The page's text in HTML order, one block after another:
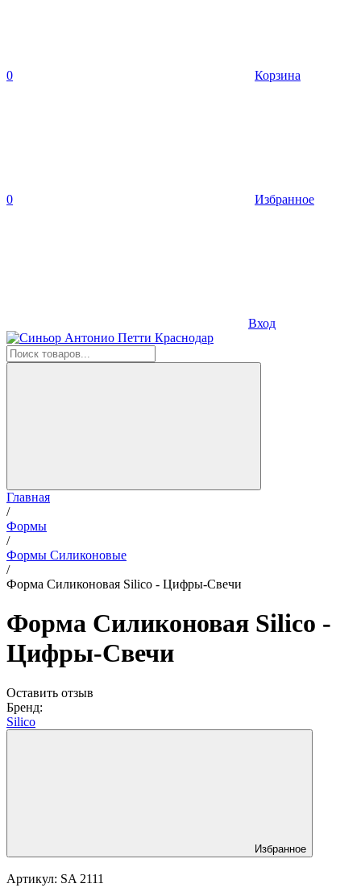
0 Корзина
0 Избранное
Вход
Главная
/
Формы
/
Формы Силиконовые
/
Форма Силиконовая Silico - Цифры-Свечи
Форма Силиконовая Silico -
Цифры-Свечи
Оставить отзыв
Бренд:
Silico
Избранное
Артикул: SA 2111